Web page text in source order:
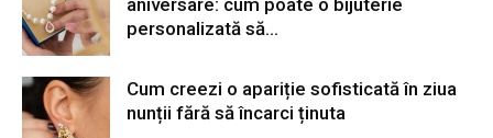
aniversare: cum poate o bijuterie
personalizată să...
Cum creezi o apariție sofisticată în ziua
nunții fără să încarci ținuta